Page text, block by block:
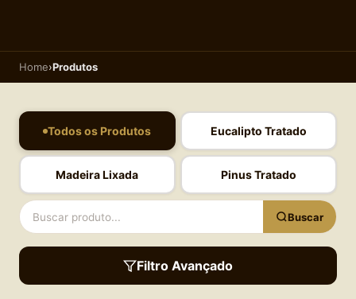
Home›Produtos
Todos os Produtos Eucalipto Tratado
Madeira Lixada Pinus Tratado
Buscar
Filtro Avançado